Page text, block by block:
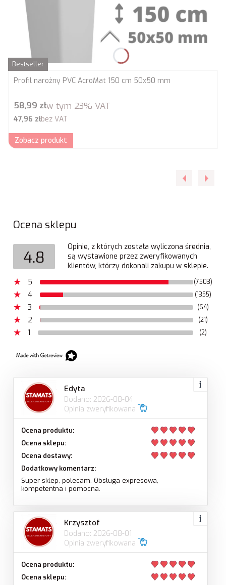
Bestseller
Profil narożny PVC AcroMat 150 cm 50x50 mm
Cena brutto
58,99 złw tym 23% VAT
Cena netto
47,96 złbez VAT
Zobacz produkt
Ocena sklepu
4.8
Opinie, z których została wyliczona średnia,
są wystawione przez zweryfikowanych
klientów, którzy dokonali zakupu w sklepie.
5
(7503)
4 (1355)
3 (64)
2 (21)
1 (2)
Edyta
Dodano: 2026-08-04
Opinia zweryfikowana
Ocena produktu:
Ocena sklepu:
Ocena dostawy:
Dodatkowy komentarz:
Super sklep, polecam. Obsługa expresowa,
kompetentna i pomocna.
Krzysztof
Dodano: 2026-08-01
Opinia zweryfikowana
Ocena produktu:
Ocena sklepu: